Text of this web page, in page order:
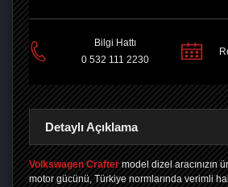
Bilgi Hattı
0 532 111 2230
Detaylı Açıklama
Volkswagen Crafter model dizel aracınızın
motor gücünü, Türkiye normlarında verimli